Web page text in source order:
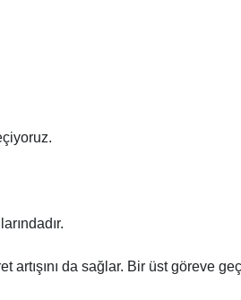
artışını da sağlar. Bir üst göreve